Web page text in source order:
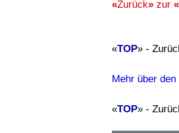
«Zurück» zur
«TOP» -
Mehr über
«TOP» -